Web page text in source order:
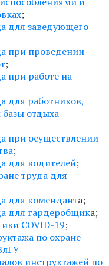
;
для заведующего
при проведении
;
при работе на
для работников,
отдыха
при осуществлении
;
для водителей;
труда для
для коменданта;
для гардеробщика;
СOVID-19;
по охране
инструктажей по